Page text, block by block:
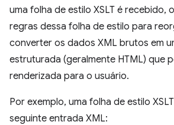
uma folha de estilo XSLT é recebido,
regras dessa folha de estilo para
converter os dados XML brutos em
estruturada (geralmente HTML) que
renderizada para o usuário.
Por exemplo, uma folha de estilo
seguinte entrada XML: